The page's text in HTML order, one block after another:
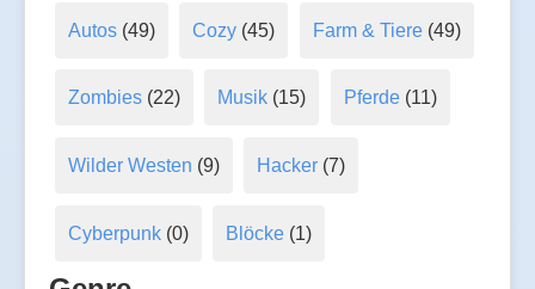
Autos(49) Cozy (45) Farm & Tiere(49)
Zombies(22) Musik (15) Pferde(11)
Wilder Westen (9) Hacker (7)
Cyberpunk(0) Blöcke (1)